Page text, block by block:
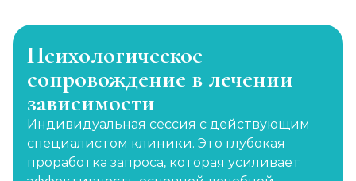
Психологическое
сопровождение в лечении
зависимости
Индивидуальная сессия с действующим
специалистом клиники. Это глубокая
проработка запроса, которая усиливает